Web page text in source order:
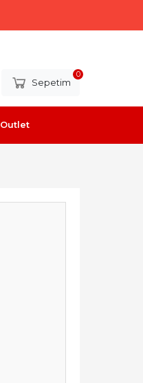
Sepetim
0
Outlet